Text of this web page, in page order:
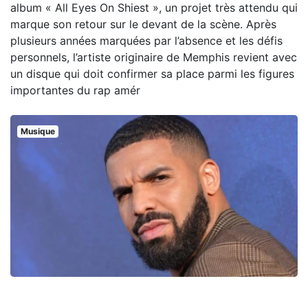
album « All Eyes On Shiest », un projet très attendu qui
marque son retour sur le devant de la scène. Après
plusieurs années marquées par l’absence et les défis
personnels, l’artiste originaire de Memphis revient avec
un disque qui doit confirmer sa place parmi les figures
importantes du rap amér
Musique